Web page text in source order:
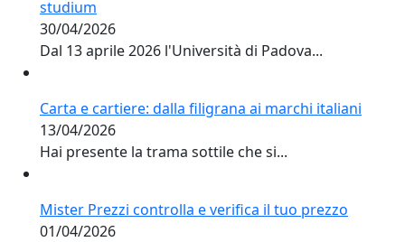
studium
30/04/2026
Dal 13 aprile 2026 l'Università di Padova...
Carta e cartiere: dalla filigrana ai marchi italiani
13/04/2026
Hai presente la trama sottile che si...
Mister Prezzi controlla e verifica il tuo prezzo
01/04/2026